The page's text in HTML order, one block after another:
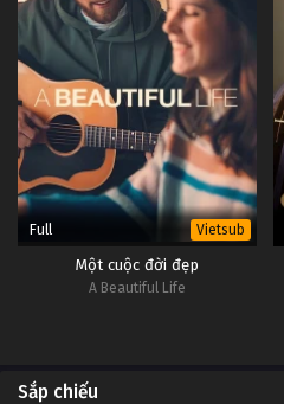
Full Vietsub
Một cuộc đời đẹp
A Beautiful Life
Sắp chiếu